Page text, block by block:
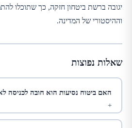
יגובה ברשת ביטחון חזקה, כך שתוכלו
וההיסטורי של המדינה.
שאלות נפוצות
האם ביטוח נסיעות הוא חובה לכניסה